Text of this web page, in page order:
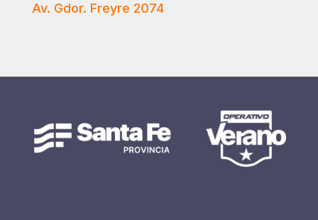
Av. Gdor. Freyre 2074